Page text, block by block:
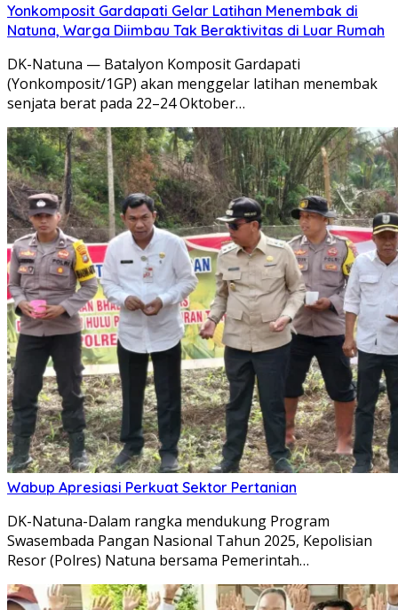
Yonkomposit Gardapati Gelar Latihan Menembak di
Natuna, Warga Diimbau Tak Beraktivitas di Luar Rumah
DK-Natuna — Batalyon Komposit Gardapati
(Yonkomposit/1GP) akan menggelar latihan menembak
senjata berat pada 22–24 Oktober…
Wabup Apresiasi Perkuat Sektor Pertanian
DK-Natuna-Dalam rangka mendukung Program
Swasembada Pangan Nasional Tahun 2025, Kepolisian
Resor (Polres) Natuna bersama Pemerintah…